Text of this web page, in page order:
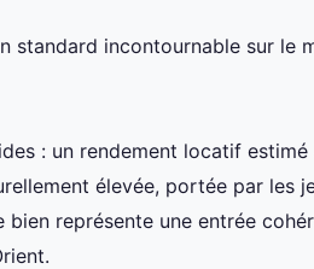
standard incontournable sur le
: un rendement locatif estimé
élevée, portée par les
représente une entrée